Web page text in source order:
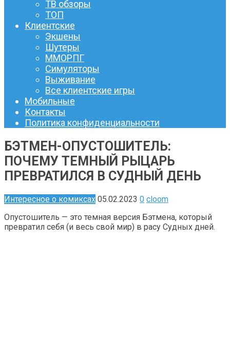
ТВ обзоры
ТОП
Клиентские
Экшены
Шутеры
ММОРПГ
Симуляторы
Выживание
Все клиентские игры
Мобильные
Контакты
Политика конфиденциальности
БЭТМЕН-ОПУСТОШИТЕЛЬ:
ПОЧЕМУ ТЕМНЫЙ РЫЦАРЬ
ПРЕВРАТИЛСЯ В СУДНЫЙ ДЕНЬ
Интересное о комиксах 05.02.2023 0 cloom
Опустошитель — это темная версия Бэтмена, который
превратил себя (и весь свой мир) в расу Судных дней.